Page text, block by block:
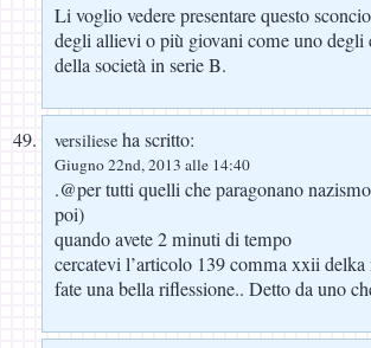
Li voglio vedere presentare questo
degli allievi o più giovani come uno degli
della società in serie B.
versiliese ha scritto:
Giugno 22nd, 2013 alle 14:40
.@per tutti quelli che paragonano
poi)
quando avete 2 minuti di tempo
cercatevi l’articolo 139 comma xxii
fate una bella riflessione.. Detto da uno